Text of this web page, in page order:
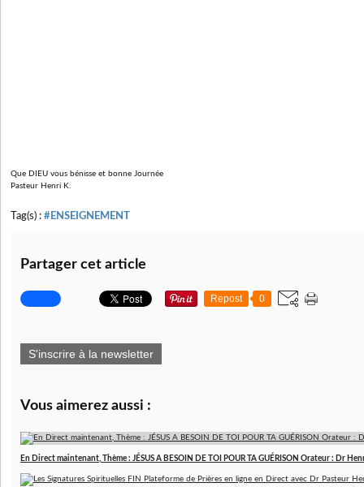
Que DIEU vous bénisse et bonne Journée
Pasteur Henri K.
Tag(s) : #ENSEIGNEMENT
Partager cet article
Repost 0
S'inscrire à la newsletter
Vous aimerez aussi :
En Direct maintenant, Thème : JÉSUS A BESOIN DE TOI POUR TA GUÉRISON Orateur : Dr